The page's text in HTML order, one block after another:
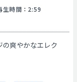
生時間 ： 2:59
爽やかなエレク